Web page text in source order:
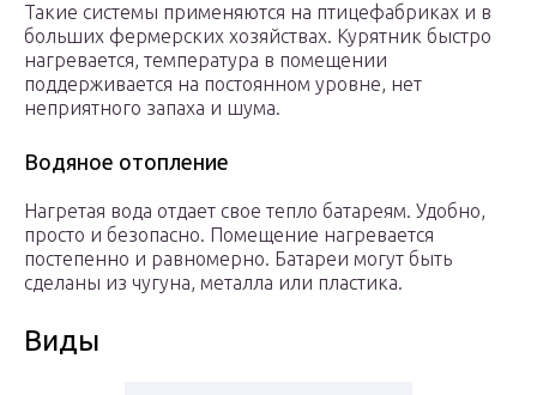
Такие системы применяются на птицефабриках и в
больших фермерских хозяйствах. Курятник быстро
нагревается, температура в помещении
поддерживается на постоянном уровне, нет
неприятного запаха и шума.
Водяное отопление
Нагретая вода отдает свое тепло батареям. Удобно,
просто и безопасно. Помещение нагревается
постепенно и равномерно. Батареи могут быть
сделаны из чугуна, металла или пластика.
Виды